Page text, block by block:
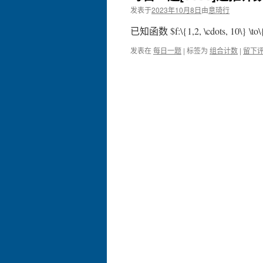
发表于2023年10月8日由意琦行
已知函数 $f:\{1,2, \cdots, 10\}
发表在每日一题 | 标签为 组合计数 | 留下